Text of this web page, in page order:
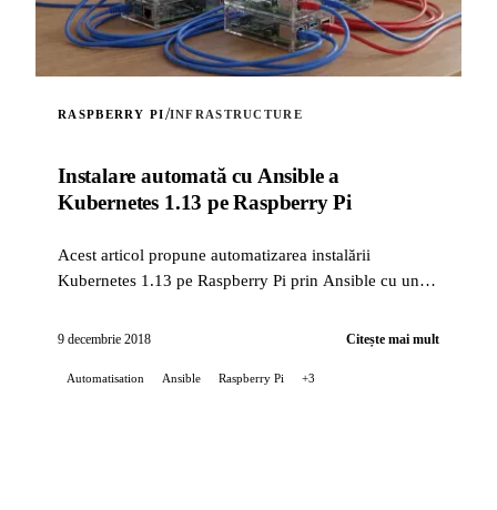
RASPBERRY PI/INFRASTRUCTURE
Instalare automată cu Ansible a
Kubernetes 1.13 pe Raspberry Pi
Acest articol propune automatizarea instalării
Kubernetes 1.13 pe Raspberry Pi prin Ansible cu un
9 decembrie 2018 Citește mai mult
Automatisation Ansible Raspberry Pi +3